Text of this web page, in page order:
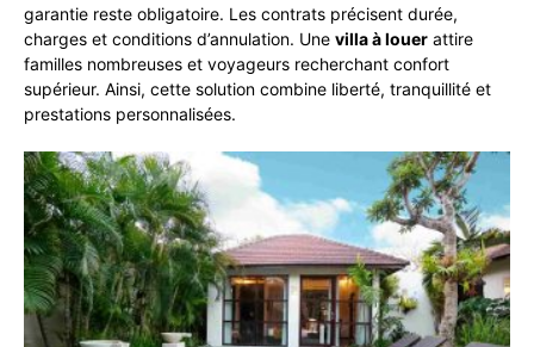
garantie reste obligatoire. Les contrats précisent durée,
charges et conditions d’annulation. Une villa à louer attire
familles nombreuses et voyageurs recherchant confort
supérieur. Ainsi, cette solution combine liberté, tranquillité et
prestations personnalisées.